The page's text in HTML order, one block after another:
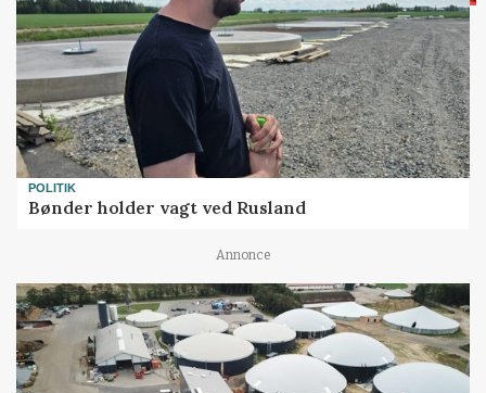
POLITIK
Bønder holder vagt ved Rusland
Annonce